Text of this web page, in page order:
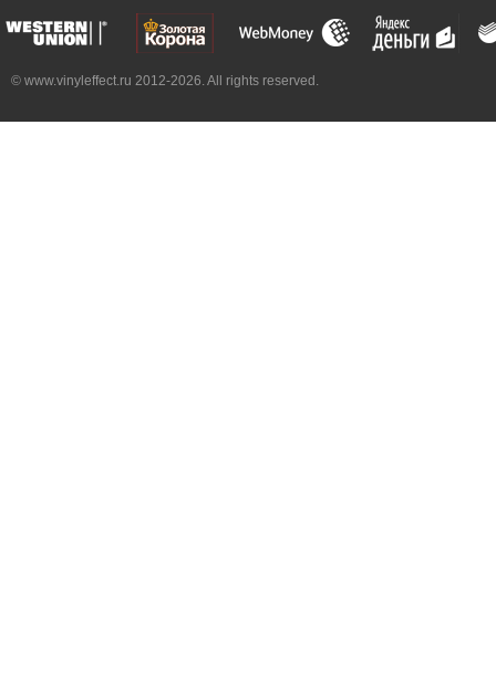
© www.vinyleffect.ru 2012-2026. All rights reserved.